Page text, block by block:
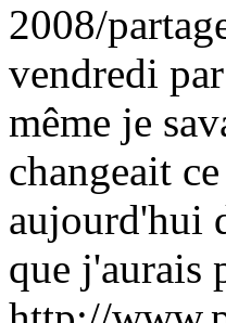
2008/
vendredi
même je
changeait
aujourd'hui
que j'aurais